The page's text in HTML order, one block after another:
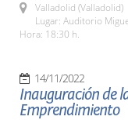
Valladolid (Valladolid)
Lugar: Auditorio
Hora: 18:30 h.
14/11/2022
Inauguración de
Emprendimiento